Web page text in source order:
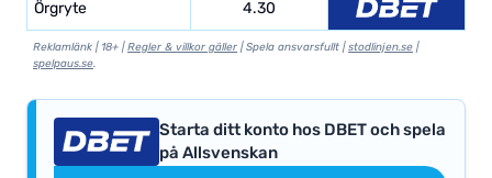
Örgryte 4.30
Reklamlänk | 18+ |Regler & villkor gäller | Spela ansvarsfullt |stodlinjen.se |
spelpaus.se.
Starta ditt konto hos DBET och spela
på Allsvenskan